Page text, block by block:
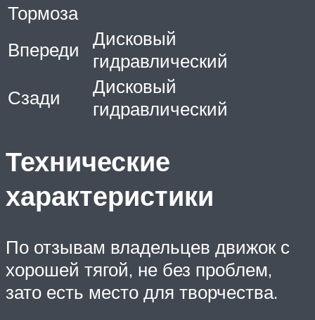
Тормоза
Впереди
Дисковый
гидравлический
Сзади
Дисковый
гидравлический
Технические
характеристики
По отзывам владельцев движок с
хорошей тягой, не без проблем,
зато есть место для творчества.